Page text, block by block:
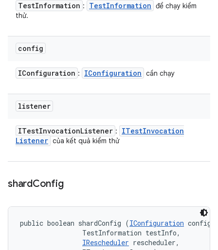
TestInformation : TestInformation để chạy kiểm
thử.
config
IConfiguration : IConfiguration cần chạy
listener
ITestInvocationListener : ITestInvocation
Listener của kết quả kiểm thử
shardConfig
public boolean shardConfig (IConfiguration
                TestInformation testInfo,
IRescheduler rescheduler,